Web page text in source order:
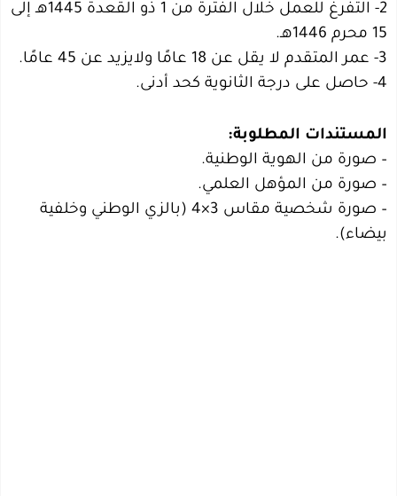
2- التفرغ للعمل خلال الفترة من 1 ذو القعدة 1445هـ إلى
15 محرم 1446هـ.
3- عمر المتقدم لا يقل عن 18 عامًا ولايزيد عن 45 عامًا.
4- حاصل على درجة الثانوية كحد أدنى.
المستندات المطلوبة:
– صورة من الهوية الوطنية.
– صورة من المؤهل العلمي.
– صورة شخصية مقاس 3×4 (بالزي الوطني وخلفية
بيضاء).